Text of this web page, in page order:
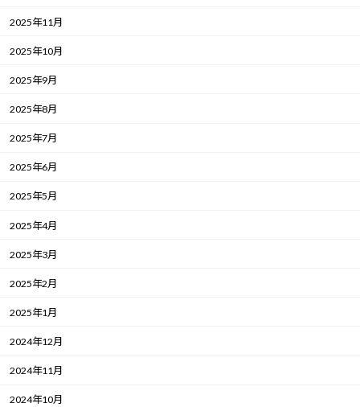
2025年11月
2025年10月
2025年9月
2025年8月
2025年7月
2025年6月
2025年5月
2025年4月
2025年3月
2025年2月
2025年1月
2024年12月
2024年11月
2024年10月